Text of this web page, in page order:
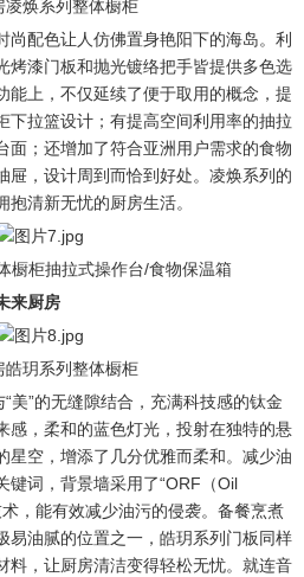
凌焕系列整体橱柜
尚配色让人仿佛置身艳阳下的海岛。利
烤漆门板和抛光镀络把手皆提供多色选
能上，不仅延续了便于取用的概念，提
下拉篮设计；有提高空间利用率的抽拉
面；还增加了符合亚洲用户需求的食物
屉，设计周到而恰到好处。凌焕系列的
清新无忧的厨房生活。
橱柜抽拉式操作台/食物保温箱
来厨房
皓玥系列整体橱柜
美”的无缝隙结合，充满科技感的钛金
感，柔和的蓝色灯光，投射在独特的悬
星空，增添了几分优雅而柔和。减少油
键词，背景墙采用了“ORF（Oil
，能有效减少油污的侵袭。备餐烹煮
易油腻的位置之一，皓玥系列门板同样
料，让厨房清洁变得轻松无忧。就连音